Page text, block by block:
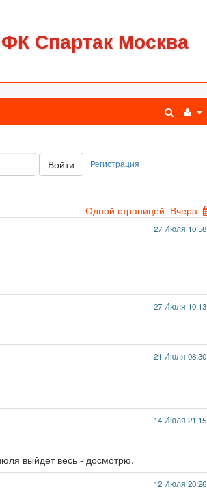
Спартак Москва
Войти Регистрация
Одной страницей Вчера
27 Июля 10:58
27 Июля 10:13
21 Июля 08:30
14 Июля 21:15
выйдет весь - досмотрю.
12 Июля 20:26